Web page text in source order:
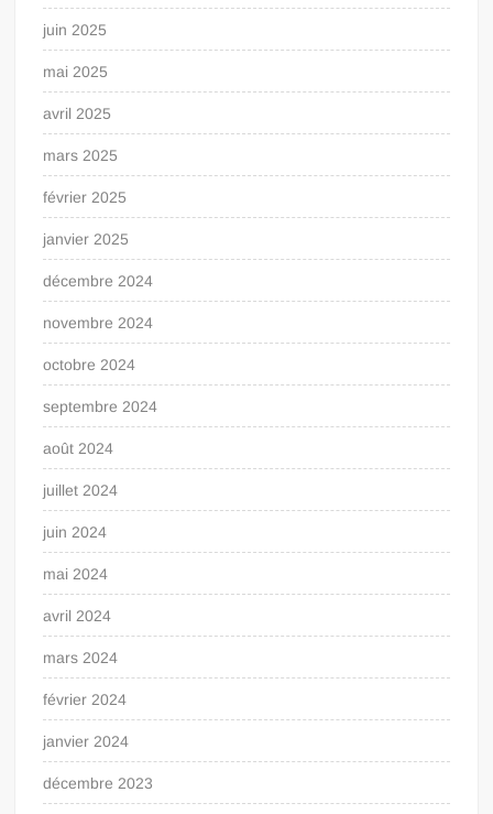
juin 2025
mai 2025
avril 2025
mars 2025
février 2025
janvier 2025
décembre 2024
novembre 2024
octobre 2024
septembre 2024
août 2024
juillet 2024
juin 2024
mai 2024
avril 2024
mars 2024
février 2024
janvier 2024
décembre 2023